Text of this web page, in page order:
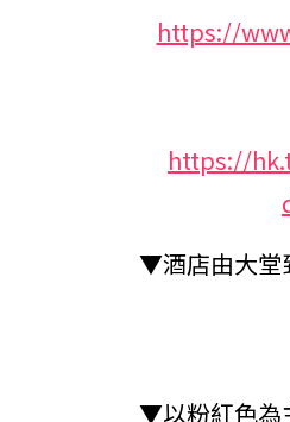
https://
https://
▼酒店由大堂
▼以粉紅色為